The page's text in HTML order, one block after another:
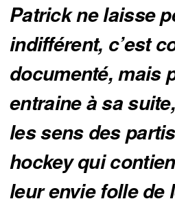
Patrick ne laisse
indifférent, c’est
documenté, mais
entraine à sa
les sens des
hockey qui
leur envie folle de